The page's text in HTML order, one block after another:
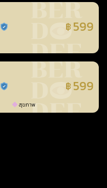
ร้านยืนยันแล้ว ฿ 599
ร้านยืนยันแล้ว ฿ 599
สุขภาพ